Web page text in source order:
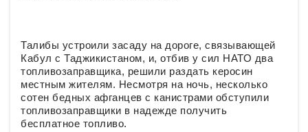
Талибы устроили засаду на дороге, связывающей
Кабул с Таджикистаном, и, отбив у сил НАТО два
топливозаправщика, решили раздать керосин
местным жителям. Несмотря на ночь, несколько
сотен бедных афганцев с канистрами обступили
топливозаправщики в надежде получить
бесплатное топливо.